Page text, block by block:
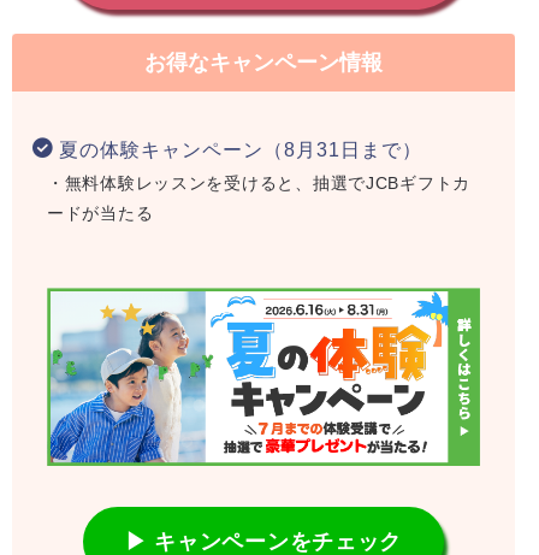
お得なキャンペーン情報
夏の体験キャンペーン（8月31日まで）
・無料体験レッスンを受けると、抽選でJCBギフトカ
ードが当たる
▶ キャンペーンをチェック